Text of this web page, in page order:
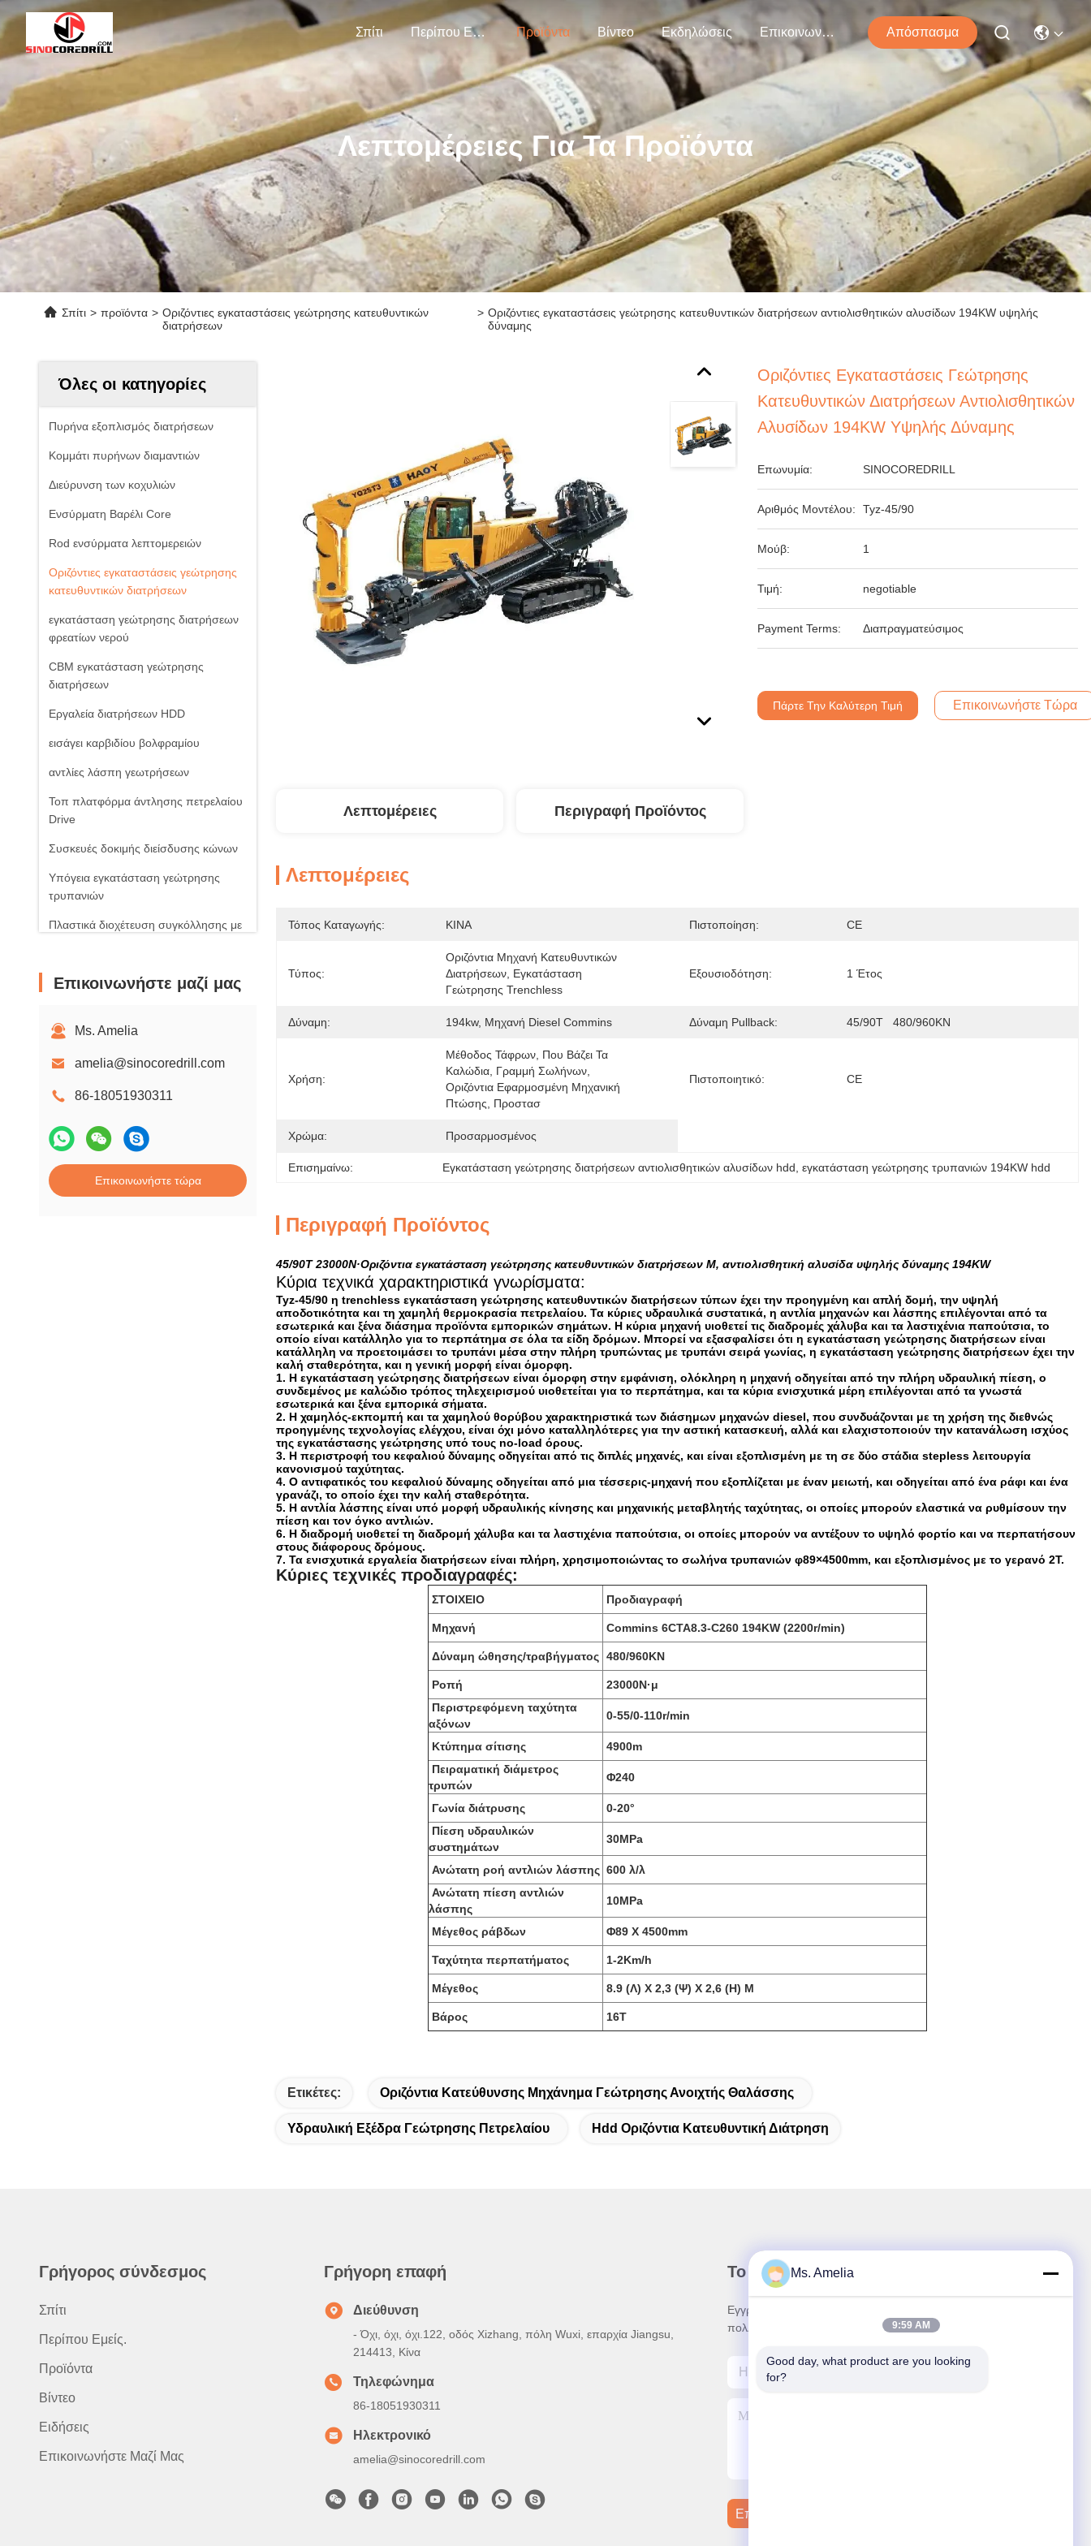
Σπίτι Περίπου Εμείς. Προϊόντα Βίντεο Εκδηλώσεις Επικοινωνήστε Μαζί Μας Απόσπασμα
Λεπτομέρειες Για Τα Προϊόντα
Σπίτι > προϊόντα > Οριζόντιες εγκαταστάσεις γεώτρησης κατευθυντικών
διατρήσεων
> Οριζόντιες εγκαταστάσεις γεώτρησης κατευθυντικών διατρήσεων αντιολισθητικών αλυσίδων 194KW υψηλής
δύναμης
Όλες οι κατηγορίες
Πυρήνα εξοπλισμός διατρήσεων
Κομμάτι πυρήνων διαμαντιών
Διεύρυνση των κοχυλιών
Ενσύρματη Βαρέλι Core
Rod ενσύρματα λεπτομερειών
Οριζόντιες εγκαταστάσεις γεώτρησης
κατευθυντικών διατρήσεων
εγκατάσταση γεώτρησης διατρήσεων
φρεατίων νερού
CBM εγκατάσταση γεώτρησης
διατρήσεων
Εργαλεία διατρήσεων HDD
εισάγει καρβιδίου βολφραμίου
αντλίες λάσπη γεωτρήσεων
Τοπ πλατφόρμα άντλησης πετρελαίου
Drive
Συσκευές δοκιμής διείσδυσης κώνων
Υπόγεια εγκατάσταση γεώτρησης
τρυπανιών
Πλαστικά διοχέτευση συγκόλλησης με
Επικοινωνήστε μαζί μας
Ms. Amelia
amelia@sinocoredrill.com
86-18051930311
Επικοινωνήστε τώρα
Οριζόντιες Εγκαταστάσεις Γεώτρησης
Κατευθυντικών Διατρήσεων Αντιολισθητικών
Αλυσίδων 194KW Υψηλής Δύναμης
Επωνυμία: SINOCOREDRILL
Αριθμός Μοντέλου: Tyz-45/90
Μούβ: 1
Τιμή: negotiable
Payment Terms: Διαπραγματεύσιμος
Πάρτε Την Καλύτερη Τιμή Επικοινωνήστε Τώρα
Λεπτομέρειες Περιγραφή Προϊόντος
Λεπτομέρειες
Τόπος Καταγωγής: ΚΙΝΑ Πιστοποίηση: CE
Τύπος:
Οριζόντια Μηχανή Κατευθυντικών
Διατρήσεων, Εγκατάσταση
Γεώτρησης Trenchless
Εξουσιοδότηση: 1 Έτος
Δύναμη: 194kw, Μηχανή Diesel Commins Δύναμη Pullback: 45/90T   480/960KN
Χρήση:
Μέθοδος Τάφρων, Που Βάζει Τα
Καλώδια, Γραμμή Σωλήνων,
Οριζόντια Εφαρμοσμένη Μηχανική
Πτώσης, Προστασ
Πιστοποιητικό: CE
Χρώμα: Προσαρμοσμένος
Επισημαίνω: Εγκατάσταση γεώτρησης διατρήσεων αντιολισθητικών αλυσίδων hdd εγκατάσταση γεώτρησης τρυπανιών 194KW hdd
Περιγραφή Προϊόντος
45/90T 23000N·Οριζόντια εγκατάσταση γεώτρησης κατευθυντικών διατρήσεων Μ, αντιολισθητική αλυσίδα υψηλής δύναμης 194KW
Κύρια τεχνικά χαρακτηριστικά γνωρίσματα:
Tyz-45/90 η trenchless εγκατάσταση γεώτρησης κατευθυντικών διατρήσεων τύπων έχει την προηγμένη και απλή δομή, την υψηλή
αποδοτικότητα και τη χαμηλή θερμοκρασία πετρελαίου. Τα κύριες υδραυλικά συστατικά, η αντλία μηχανών και λάσπης επιλέγονται από τα
εσωτερικά και ξένα διάσημα προϊόντα εμπορικών σημάτων. Η κύρια μηχανή υιοθετεί τις διαδρομές χάλυβα και τα λαστιχένια παπούτσια, το
οποίο είναι κατάλληλο για το περπάτημα σε όλα τα είδη δρόμων. Μπορεί να εξασφαλίσει ότι η εγκατάσταση γεώτρησης διατρήσεων είναι
κατάλληλη να προετοιμάσει το τρυπάνι μέσα στην πλήρη τρυπώντας με τρυπάνι σειρά γωνίας, η εγκατάσταση γεώτρησης διατρήσεων έχει την
καλή σταθερότητα, και η γενική μορφή είναι όμορφη.
1. Η εγκατάσταση γεώτρησης διατρήσεων είναι όμορφη στην εμφάνιση, ολόκληρη η μηχανή οδηγείται από την πλήρη υδραυλική πίεση, ο
συνδεμένος με καλώδιο τρόπος τηλεχειρισμού υιοθετείται για το περπάτημα, και τα κύρια ενισχυτικά μέρη επιλέγονται από τα γνωστά
εσωτερικά και ξένα εμπορικά σήματα.
2. Η χαμηλός-εκπομπή και τα χαμηλού θορύβου χαρακτηριστικά των διάσημων μηχανών diesel, που συνδυάζονται με τη χρήση της διεθνώς
προηγμένης τεχνολογίας ελέγχου, είναι όχι μόνο καταλληλότερες για την αστική κατασκευή, αλλά και ελαχιστοποιούν την κατανάλωση ισχύος
της εγκατάστασης γεώτρησης υπό τους no-load όρους.
3. Η περιστροφή του κεφαλιού δύναμης οδηγείται από τις διπλές μηχανές, και είναι εξοπλισμένη με τη σε δύο στάδια stepless λειτουργία
κανονισμού ταχύτητας.
4. Ο αντιφατικός του κεφαλιού δύναμης οδηγείται από μια τέσσερις-μηχανή που εξοπλίζεται με έναν μειωτή, και οδηγείται από ένα ράφι και ένα
γρανάζι, το οποίο έχει την καλή σταθερότητα.
5. Η αντλία λάσπης είναι υπό μορφή υδραυλικής κίνησης και μηχανικής μεταβλητής ταχύτητας, οι οποίες μπορούν ελαστικά να ρυθμίσουν την
πίεση και τον όγκο αντλιών.
6. Η διαδρομή υιοθετεί τη διαδρομή χάλυβα και τα λαστιχένια παπούτσια, οι οποίες μπορούν να αντέξουν το υψηλό φορτίο και να περπατήσουν
στους διάφορους δρόμους.
7. Τα ενισχυτικά εργαλεία διατρήσεων είναι πλήρη, χρησιμοποιώντας το σωλήνα τρυπανιών φ89×4500mm, και εξοπλισμένος με το γερανό 2T.
Κύριες τεχνικές προδιαγραφές:
ΣΤΟΙΧΕΙΟ Προδιαγραφή
Μηχανή Commins 6CTA8.3-C260 194KW (2200r/min)
Δύναμη ώθησης/τραβήγματος 480/960KN
Ροπή
23000N·μ
Περιστρεφόμενη ταχύτητα
αξόνων
0-55/0-110r/min
Κτύπημα σίτισης
4900m
Πειραματική διάμετρος
τρυπών
Φ240
Γωνία διάτρυσης
0-20°
Πίεση υδραυλικών
συστημάτων
30MPa
Ανώτατη ροή αντλιών λάσπης 600 λ/λ
Ανώτατη πίεση αντλιών
λάσπης
10MPa
Μέγεθος ράβδων Φ89 Χ 4500mm
Ταχύτητα περπατήματος 1-2Km/h
Μέγεθος 8.9 (Λ) Χ 2,3 (Ψ) Χ 2,6 (Η) Μ
Βάρος 16T
Ετικέτες: Οριζόντια Κατεύθυνσης Μηχάνημα Γεώτρησης Ανοιχτής Θαλάσσης
Υδραυλική Εξέδρα Γεώτρησης Πετρελαίου Hdd Οριζόντια Κατευθυντική Διάτρηση
Γρήγορος σύνδεσμος
Σπίτι
Περίπου Εμείς.
Προϊόντα
Βίντεο
Ειδήσεις
Επικοινωνήστε Μαζί Μας
Γρήγορη επαφή
Διεύθυνση
- Όχι, όχι, όχι.122, οδός Xizhang, πόλη Wuxi, επαρχία Jiangsu,
214413, Κίνα
Τηλεφώνημα
86-18051930311
Ηλεκτρονικό
amelia@sinocoredrill.com
Το ενημερωτικό μας δελτίο
Εγγραφείτε στο ενημερωτικό μας δελτίο για εκπτώσεις και
πολλά άλλα.
Επικοινωνήστε Μαζί Μας
Ms. Amelia
9:59 AM
Good day, what product are you looking
for?